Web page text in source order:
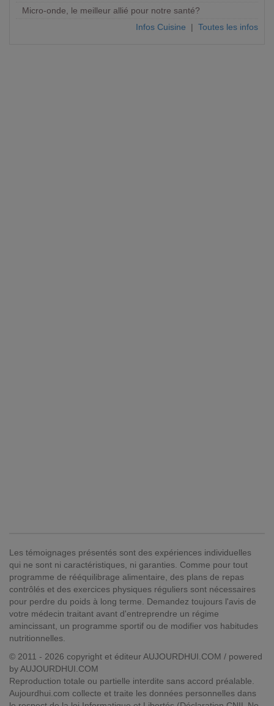
Micro-onde, le meilleur allié pour notre santé?
Infos Cuisine | Toutes les infos
Les témoignages présentés sont des expériences individuelles
qui ne sont ni caractéristiques, ni garanties. Comme pour tout
programme de rééquilibrage alimentaire, des plans de repas
contrôlés et des exercices physiques réguliers sont nécessaires
pour perdre du poids à long terme. Demandez toujours l'avis de
votre médecin traitant avant d'entreprendre un régime
amincissant, un programme sportif ou de modifier vos habitudes
nutritionnelles.
© 2011 - 2026 copyright et éditeur AUJOURDHUI.COM / powered
by AUJOURDHUI.COM
Reproduction totale ou partielle interdite sans accord préalable.
Aujourdhui.com collecte et traite les données personnelles dans